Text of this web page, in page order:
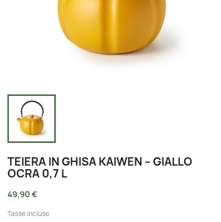
TEIERA IN GHISA KAIWEN – GIALLO
OCRA 0,7 L
49,90 €
Tasse incluse